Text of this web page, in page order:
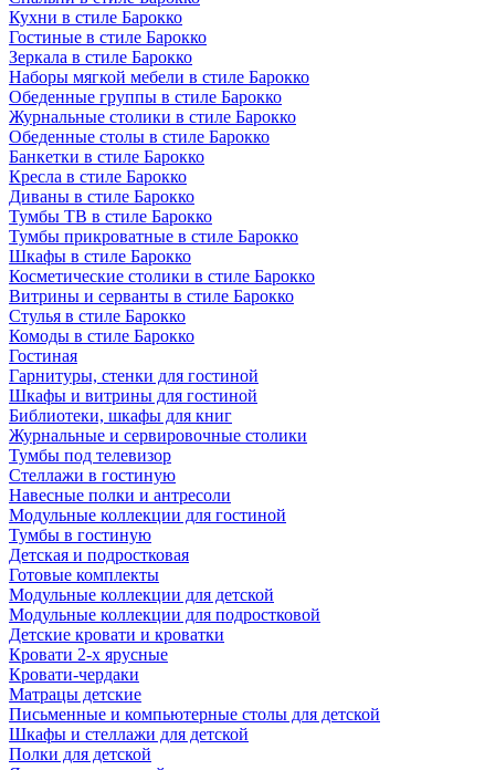
Кухни в стиле Барокко
Гостиные в стиле Барокко
Зеркала в стиле Барокко
Наборы мягкой мебели в стиле Барокко
Обеденные группы в стиле Барокко
Журнальные столики в стиле Барокко
Обеденные столы в стиле Барокко
Банкетки в стиле Барокко
Кресла в стиле Барокко
Диваны в стиле Барокко
Тумбы ТВ в стиле Барокко
Тумбы прикроватные в стиле Барокко
Шкафы в стиле Барокко
Косметические столики в стиле Барокко
Витрины и серванты в стиле Барокко
Стулья в стиле Барокко
Комоды в стиле Барокко
Гостиная
Гарнитуры, стенки для гостиной
Шкафы и витрины для гостиной
Библиотеки, шкафы для книг
Журнальные и сервировочные столики
Тумбы под телевизор
Стеллажи в гостиную
Навесные полки и антресоли
Модульные коллекции для гостиной
Тумбы в гостиную
Детская и подростковая
Готовые комплекты
Модульные коллекции для детской
Модульные коллекции для подростковой
Детские кровати и кроватки
Кровати 2-х ярусные
Кровати-чердаки
Матрацы детские
Письменные и компьютерные столы для детской
Шкафы и стеллажи для детской
Полки для детской